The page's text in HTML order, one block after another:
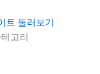
트 둘러보기
고리